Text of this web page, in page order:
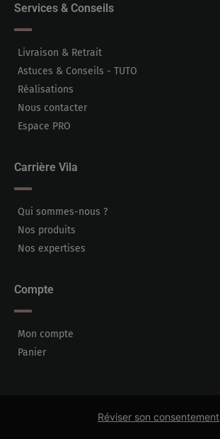
Services & Conseils
Livraison & Retrait
Astuces & Conseils - TUTO
Réalisations
Nous contacter
Espace PRO
Carrière Vila
Qui sommes-nous ?
Nos produits
Nos expertises
Compte
Mon compte
Panier
Réviser son consentement